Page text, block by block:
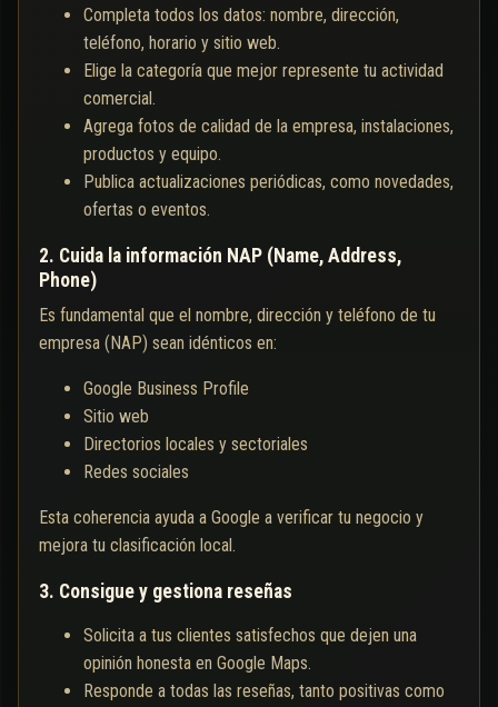
Completa todos los datos: nombre, dirección,
teléfono, horario y sitio web.
Elige la categoría que mejor represente tu actividad
comercial.
Agrega fotos de calidad de la empresa, instalaciones,
productos y equipo.
Publica actualizaciones periódicas, como novedades,
ofertas o eventos.
2. Cuida la información NAP (Name, Address,
Phone)
Es fundamental que el nombre, dirección y teléfono de tu
empresa (NAP) sean idénticos en:
Google Business Profile
Sitio web
Directorios locales y sectoriales
Redes sociales
Esta coherencia ayuda a Google a verificar tu negocio y
mejora tu clasificación local.
3. Consigue y gestiona reseñas
Solicita a tus clientes satisfechos que dejen una
opinión honesta en Google Maps.
Responde a todas las reseñas, tanto positivas como